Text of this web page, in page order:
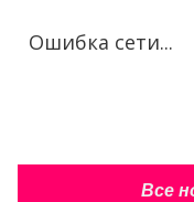
Ошибка сети...
Все